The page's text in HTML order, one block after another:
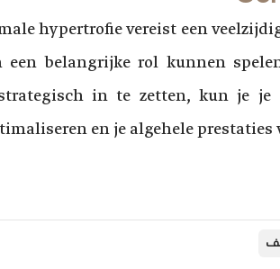
hypertrofie vereist een
een belangrijke rol kunnen
in te zetten, kun je je
en je algehele prestaties